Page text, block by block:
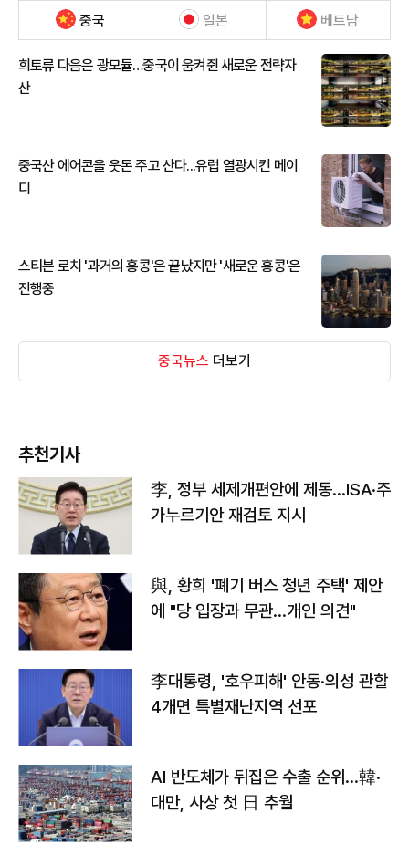
중국 일본 베트남
희토류 다음은 광모듈…중국이 움켜쥔 새로운 전략자
산
중국산 에어콘을 웃돈 주고 산다...유럽 열광시킨 메이
디
스티븐 로치 '과거의 홍콩'은 끝났지만 '새로운 홍콩'은
진행중
중국뉴스 더보기
추천기사
李, 정부 세제개편안에 제동…ISA·주
가누르기안 재검토 지시
與, 황희 '폐기 버스 청년 주택' 제안
에 "당 입장과 무관…개인 의견"
李대통령, '호우피해' 안동·의성 관할
4개면 특별재난지역 선포
AI 반도체가 뒤집은 수출 순위…韓·
대만, 사상 첫 日 추월